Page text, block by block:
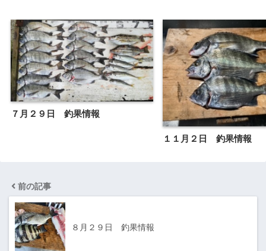
７月２９日 釣果情報
１１月２日 釣果情報
前の記事
８月２９日 釣果情報